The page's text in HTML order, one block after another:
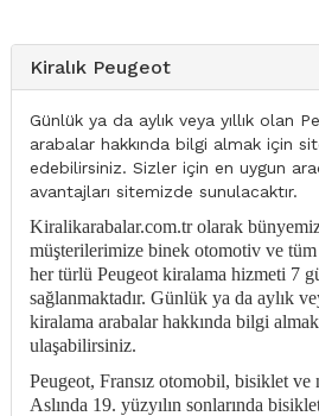
Kiralık Peugeot
Günlük ya da aylık veya yıllık olan
arabalar hakkında bilgi almak için
edebilirsiniz. Sizler için en uygun
avantajları sitemizde sunulacaktır.
Kiralikarabalar.com.tr olarak
müşterilerimize binek otomotiv ve tüm
her türlü Peugeot kiralama hizmeti 7
sağlanmaktadır. Günlük ya da aylık
kiralama arabalar hakkında bilgi
ulaşabilirsiniz.
Peugeot, Fransız otomobil, bisiklet ve
Aslında 19. yüzyılın sonlarında